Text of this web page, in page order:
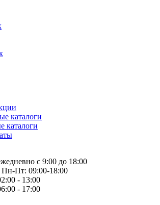
каталоги
каталоги
с 9:00 до 18:00
Пн-Пт: 09:00-18:00
- 13:00
- 17:00